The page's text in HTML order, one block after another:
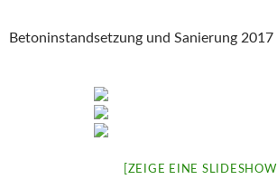
Betoninstandsetzung und Sanierung 2017
[ZEIGE EINE SLIDESHOW]